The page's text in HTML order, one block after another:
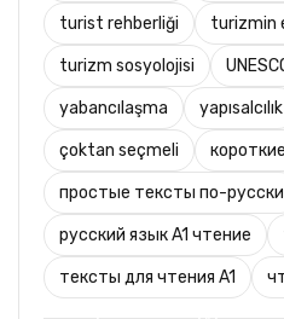
turist rehberliği turizmin
turizm sosyolojisi
yabancılaşma yapısalcılık
çoktan seçmeli
простые тексты по-русски
русский язык A1 чтение
тексты для чтения A1